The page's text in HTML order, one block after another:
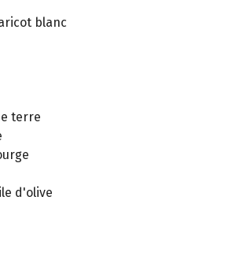
blanc
terre
d'olive